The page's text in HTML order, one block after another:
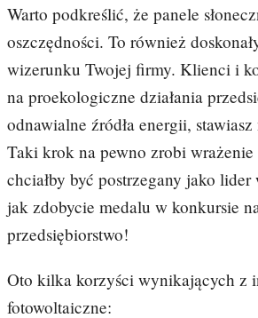
Warto podkreślić, że panele
oszczędności. To również
wizerunku Twojej firmy. Klienci i
na proekologiczne działania
odnawialne źródła energii,
Taki krok na pewno zrobi
chciałby być postrzegany jako
jak zdobycie medalu w konkursie
przedsiębiorstwo!
Oto kilka korzyści wynikających z
fotowoltaiczne: